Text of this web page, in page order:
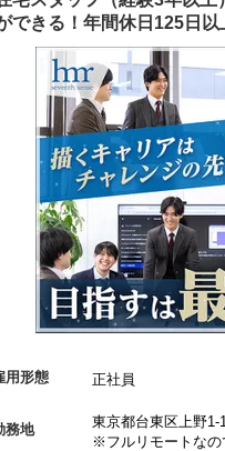
できる！年間休日125日
用形態 正社員
務地
東京都台東区上野1-
※フルリモートなの